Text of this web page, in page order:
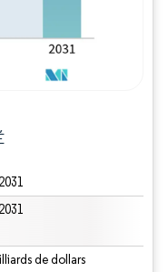
de dollars